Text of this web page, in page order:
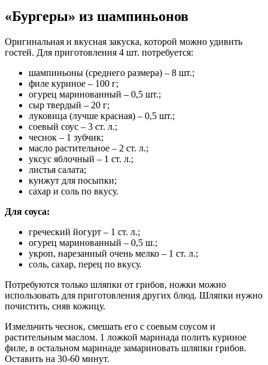
«Бургеры» из шампиньонов
Оригинальная и вкусная закуска, которой можно удивить
гостей. Для приготовления 4 шт. потребуется:
шампиньоны (среднего размера) – 8 шт.;
филе куриное – 100 г;
огурец маринованный – 0,5 шт.;
сыр твердый – 20 г;
луковица (лучше красная) – 0,5 шт.;
соевый соус – 3 ст. л.;
чеснок – 1 зубчик;
масло растительное – 2 ст. л.;
уксус яблочный – 1 ст. л.;
листья салата;
кунжут для посыпки;
сахар и соль по вкусу.
Для соуса:
греческий йогурт – 1 ст. л.;
огурец маринованный – 0,5 ш.;
укроп, нарезанный очень мелко – 1 ст. л.;
соль, сахар, перец по вкусу.
Потребуются только шляпки от грибов, ножки можно
использовать для приготовления других блюд. Шляпки нужно
почистить, сняв кожицу.
Измельчить чеснок, смешать его с соевым соусом и
растительным маслом. 1 ложкой маринада полить куриное
филе, в остальном маринаде замариновать шляпки грибов.
Оставить на 30-60 минут.